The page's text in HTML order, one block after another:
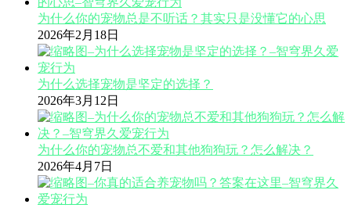
为什么你的宠物总是不听话？其实只是没懂它的心思
2026年2月18日
为什么选择宠物是坚定的选择？
2026年3月12日
为什么你的宠物总不爱和其他狗狗玩？怎么解决？
2026年4月7日